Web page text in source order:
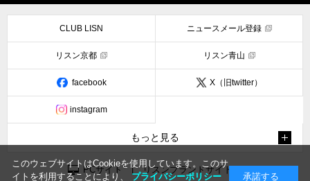
CLUB LISN ニュースメール登録
リスン京都 リスン青山
facebook X（旧twitter）
instagram
もっと見る
PCサイト | リスンブランドサイト
このウェブサイトはCookieを使用しています。このサ
イトを利用することにより、 プライバシーポリシー 承諾する